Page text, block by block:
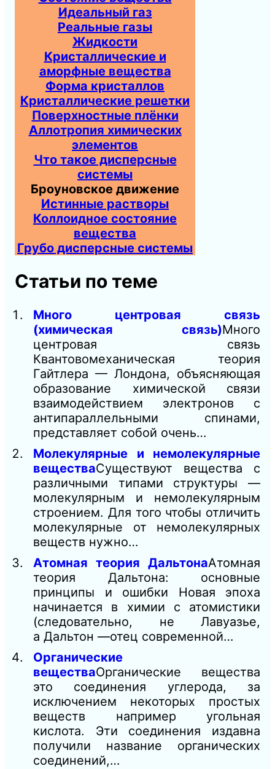
Идеальный газ
Реальные газы
Жидкости
Кристаллические и
аморфные вещества
Форма кристаллов
Кристаллические решетки
Поверхностные плёнки
Аллотропия химических
элементов
Что такое дисперсные
системы
Броуновское движение
Истинные растворы
Коллоидное состояние
вещества
Грубо дисперсные системы
Статьи по теме
Много центровая связь
(химическая связь)Много
центровая связь
Квантовомеханическая теория
Гайтлера — Лондона, объясняющая
образование химической связи
взаимодействием электронов с
антипараллельными спинами,
представляет собой очень…
Молекулярные и немолекулярные
веществаСуществуют вещества с
различными типами структуры —
молекулярным и немолекулярным
строением. Для того чтобы отличить
молекулярные от немолекулярных
веществ нужно…
Атомная теория ДальтонаАтомная
теория Дальтона: основные
принципы и ошибки Новая эпоха
начинается в химии с атомистики
(следовательно, не Лавуазье,
а Дальтон —отец современной…
Органические
веществаОрганические вещества
это соединения углерода, за
исключением некоторых простых
веществ например угольная
кислота. Эти соединения издавна
получили название органических
соединений,…